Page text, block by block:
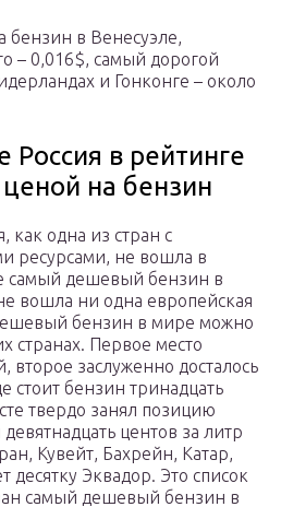
в Венесуэле,
– 0,016$, самый дорогой
и Гонконге – около
Россия в рейтинге
ценой на бензин
как одна из стран с
ресурсами, не вошла в
самый дешевый бензин в
вошла ни одна европейская
бензин в мире можно
странах. Первое место
второе заслуженно досталось
стоит бензин тринадцать
твердо занял позицию
центов за литр
Кувейт, Бахрейн, Катар,
Эквадор. Это список
самый дешевый бензин в